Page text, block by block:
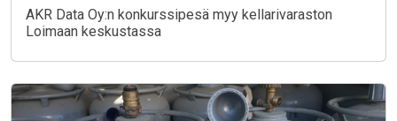
AKR Data Oy:n konkurssipesä myy kellarivaraston
Loimaan keskustassa